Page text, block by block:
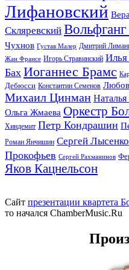
Лифановский
Скляревский
Чухнов Густав Малер Дмитрий
Жан Франсе Игорь Стравинский Илья
Бах Иоганнес Брамс
Дебюсси Константин Семенов
Михаил Цинман Наталья
Ольга Жмаева Оркестр
Хиндемит Петр Кондрашин
Роман Янчишин Сергей Лысенко
Прокофьев Сергей Рахманинов
Яков Кацнельсон
Сайт презентации квартета
то начался ChamberMusic.Ru